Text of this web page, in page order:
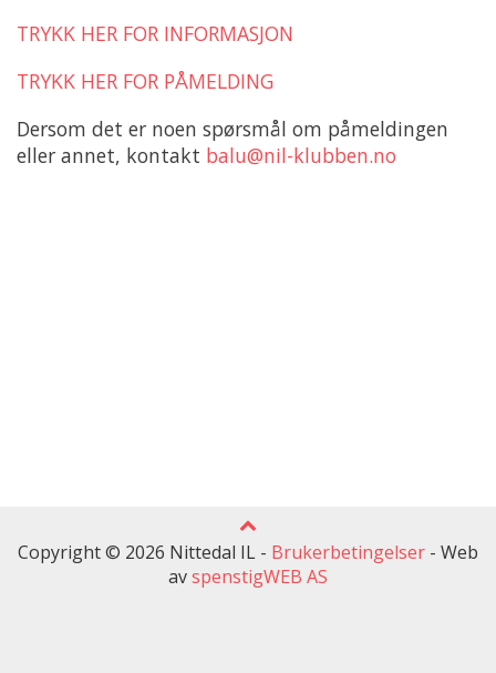
TRYKK HER FOR INFORMASJON
TRYKK HER FOR PÅMELDING
Dersom det er noen spørsmål om påmeldingen
eller annet, kontakt balu@nil-klubben.no
Copyright © 2026 Nittedal IL - Brukerbetingelser - Web
avspenstigWEB AS